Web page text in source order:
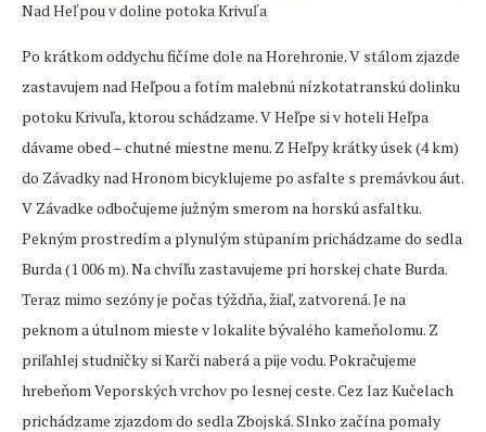
Nad Heľpou v doline potoka Krivuľa
Po krátkom oddychu fičíme dole na Horehronie. V stálom zjazde
zastavujem nad Heľpou a fotím malebnú nízkotatranskú dolinku
potoku Krivuľa, ktorou schádzame. V Heľpe si v hoteli Heľpa
dávame obed – chutné miestne menu. Z Heľpy krátky úsek (4 km)
do Závadky nad Hronom bicyklujeme po asfalte s premávkou áut.
V Závadke odbočujeme južným smerom na horskú asfaltku.
Pekným prostredím a plynulým stúpaním prichádzame do sedla
Burda (1 006 m). Na chvíľu zastavujeme pri horskej chate Burda.
Teraz mimo sezóny je počas týždňa, žiaľ, zatvorená. Je na
peknom a útulnom mieste v lokalite bývalého kameňolomu. Z
priľahlej studničky si Karči naberá a pije vodu. Pokračujeme
hrebeňom Veporských vrchov po lesnej ceste. Cez laz Kučelach
prichádzame zjazdom do sedla Zbojská. Slnko začína pomaly